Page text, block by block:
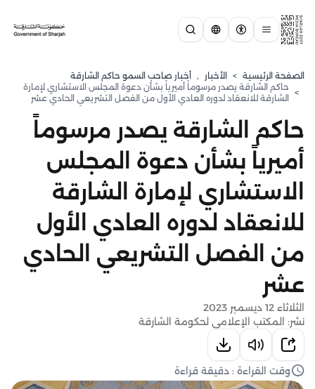
الصفحة الرئيسية > الأخبار , أخبار صاحب السمو حاكم الشارقة
>
حاكم الشارقة يصدر مرسوماً أميرياً بشأن دعوة المجلس الاستشاري لإمارة
الشارقة للانعقاد لدوره العادي الأول من الفصل التشريعي الحادي عشر
حاكم الشارقة يصدر مرسوماً
أميرياً بشأن دعوة المجلس
الاستشاري لإمارة الشارقة
للانعقاد لدوره العادي الأول
من الفصل التشريعي الحادي
عشر
الثلاثاء 12 ديسمبر 2023
نشر: المكتب الإعلامي لحكومة الشارقة
وقت القراءة : دقيقة قراءة